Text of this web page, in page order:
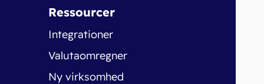
Ressourcer
Integrationer
Valutaomregner
Ny virksomhed